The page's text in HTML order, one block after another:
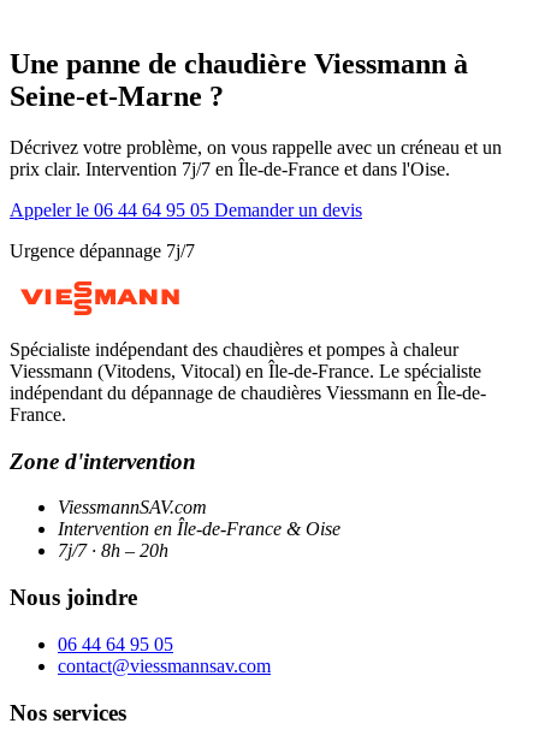
Une panne de chaudière Viessmann à
Seine-et-Marne ?
Décrivez votre problème, on vous rappelle avec un créneau et un
prix clair. Intervention 7j/7 en Île-de-France et dans l'Oise.
Appeler le 06 44 64 95 05 Demander un devis
Urgence dépannage 7j/7
Spécialiste indépendant des chaudières et pompes à chaleur
Viessmann (Vitodens, Vitocal) en Île-de-France. Le spécialiste
indépendant du dépannage de chaudières Viessmann en Île-de-
France.
Zone d'intervention
ViessmannSAV.com
Intervention en Île-de-France & Oise
7j/7 · 8h – 20h
Nous joindre
06 44 64 95 05
contact@viessmannsav.com
Nos services